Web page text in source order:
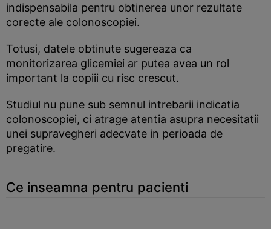
indispensabila pentru obtinerea unor rezultate
corecte ale colonoscopiei.
Totusi, datele obtinute sugereaza ca
monitorizarea glicemiei ar putea avea un rol
important la copiii cu risc crescut.
Studiul nu pune sub semnul intrebarii indicatia
colonoscopiei, ci atrage atentia asupra necesitatii
unei supravegheri adecvate in perioada de
pregatire.
Ce inseamna pentru pacienti